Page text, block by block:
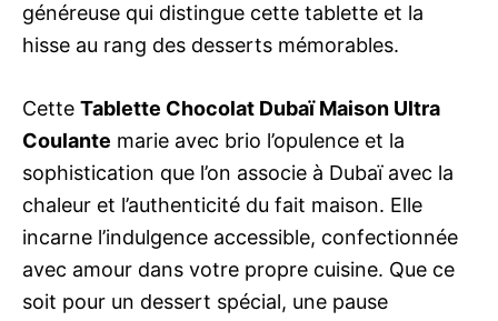
généreuse qui distingue cette tablette et la
hisse au rang des desserts mémorables.
Cette Tablette Chocolat Dubaï Maison Ultra
Coulante marie avec brio l’opulence et la
sophistication que l’on associe à Dubaï avec la
chaleur et l’authenticité du fait maison. Elle
incarne l’indulgence accessible, confectionnée
avec amour dans votre propre cuisine. Que ce
soit pour un dessert spécial, une pause